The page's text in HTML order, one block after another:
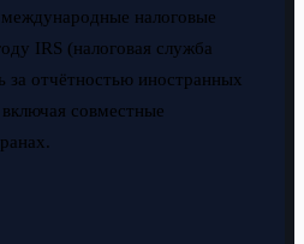
налоговые
IRS (налоговая служба
отчётностью иностранных
совместные